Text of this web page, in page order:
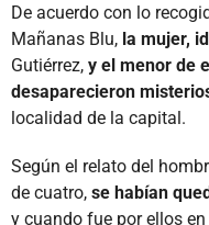
De acuerdo con lo
Mañanas Blu, la mujer,
Gutiérrez, y el menor de
desaparecieron
localidad de la capital.
Según el relato del
de cuatro, se habían
y cuando fue por ellos